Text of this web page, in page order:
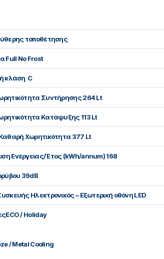
τοποθέτησης
Full No Frost
κλάση C
Συντήρησης 264 Lt
Κατάψυξης 113 Lt
Χωρητικότητα 377 Lt
Ενέργειας/Έτος (kWh/annum) 168
39dB
Ηλεκτρονικός – Εξωτερική οθόνη LED
/ Holiday
/ Metal Cooling